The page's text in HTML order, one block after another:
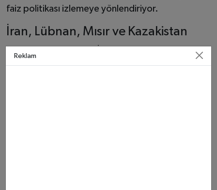
faiz politikası izlemeye yönlendiriyor.
İran, Lübnan, Mısır ve Kazakistan
Mısır %19 ve Kazakistan %18 ile yer alıyor.
Reklam